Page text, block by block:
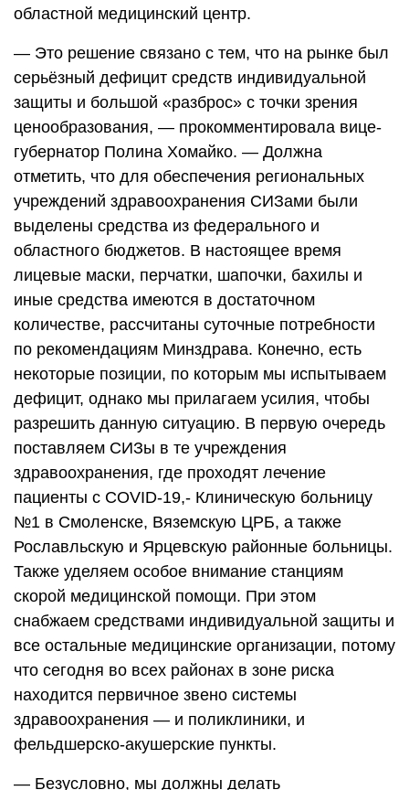
областной медицинский центр.
— Это решение связано с тем, что на рынке был
серьёзный дефицит средств индивидуальной
защиты и большой «разброс» с точки зрения
ценообразования, — прокомментировала вице-
губернатор Полина Хомайко. — Должна
отметить, что для обеспечения региональных
учреждений здравоохранения СИЗами были
выделены средства из федерального и
областного бюджетов. В настоящее время
лицевые маски, перчатки, шапочки, бахилы и
иные средства имеются в достаточном
количестве, рассчитаны суточные потребности
по рекомендациям Минздрава. Конечно, есть
некоторые позиции, по которым мы испытываем
дефицит, однако мы прилагаем усилия, чтобы
разрешить данную ситуацию. В первую очередь
поставляем СИЗы в те учреждения
здравоохранения, где проходят лечение
пациенты с COVID-19,- Клиническую больницу
№1 в Смоленске, Вяземскую ЦРБ, а также
Рославльскую и Ярцевскую районные больницы.
Также уделяем особое внимание станциям
скорой медицинской помощи. При этом
снабжаем средствами индивидуальной защиты и
все остальные медицинские организации, потому
что сегодня во всех районах в зоне риска
находится первичное звено системы
здравоохранения — и поликлиники, и
фельдшерско-акушерские пункты.
— Безусловно, мы должны делать